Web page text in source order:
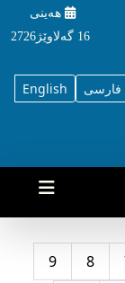
هه‌ینی
16 گه‌لاوێژ2726
English فارسی
8
9